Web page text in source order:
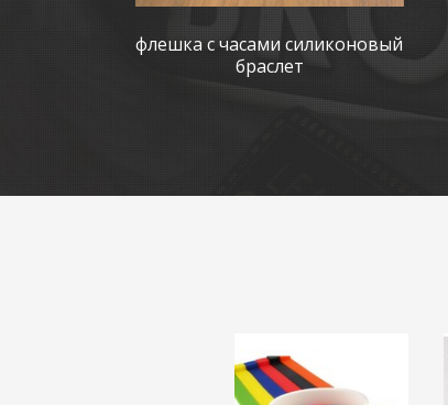
флешка с часами силиконовый
браслет